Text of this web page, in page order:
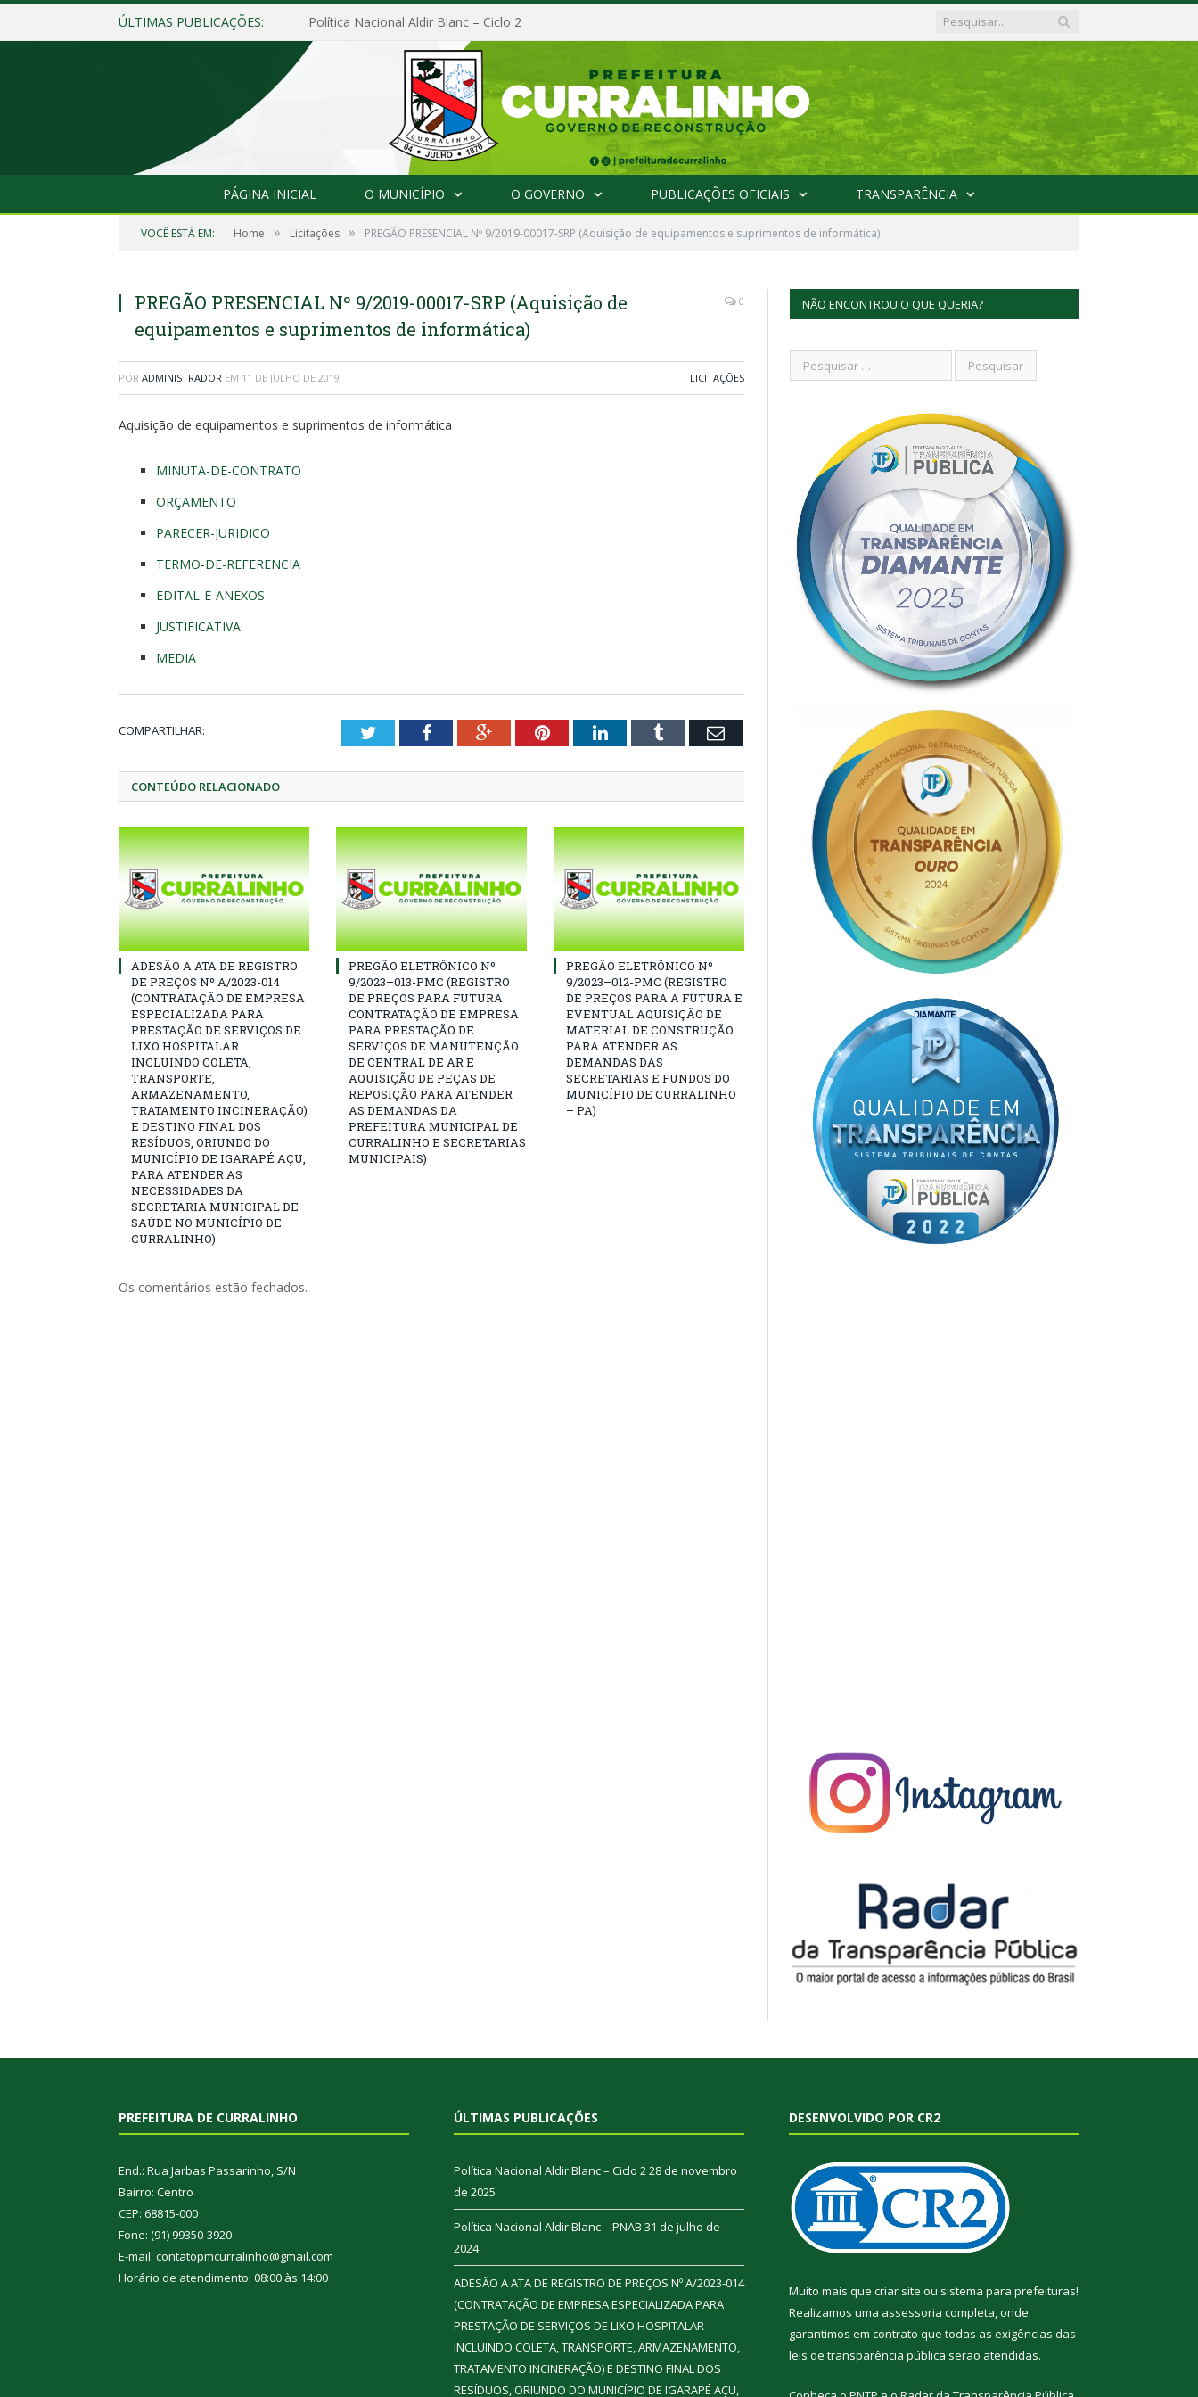
ÚLTIMAS PUBLICAÇÕES: Política Nacional Aldir Blanc – Ciclo 2
PÁGINA INICIAL O MUNICÍPIO O GOVERNO PUBLICAÇÕES OFICIAIS TRANSPARÊNCIA
VOCÊ ESTÁ EM: Home » Licitações » PREGÃO PRESENCIAL Nº 9/2019-00017-SRP (Aquisição de equipamentos e suprimentos de informática)
PREGÃO PRESENCIAL Nº 9/2019-00017-SRP (Aquisição de
equipamentos e suprimentos de informática)
0
POR ADMINISTRADOR EM 11 DE JULHO DE 2019 LICITAÇÕES
Aquisição de equipamentos e suprimentos de informática
MINUTA-DE-CONTRATO
ORÇAMENTO
PARECER-JURIDICO
TERMO-DE-REFERENCIA
EDITAL-E-ANEXOS
JUSTIFICATIVA
MEDIA
COMPARTILHAR: TwitterFacebookGoogle+PinterestLinkedInTumblr Email
CONTEÚDO RELACIONADO
ADESÃO A ATA DE REGISTRO
DE PREÇOS Nº A/2023-014
(CONTRATAÇÃO DE EMPRESA
ESPECIALIZADA PARA
PRESTAÇÃO DE SERVIÇOS DE
LIXO HOSPITALAR
INCLUINDO COLETA,
TRANSPORTE,
ARMAZENAMENTO,
TRATAMENTO INCINERAÇÃO)
E DESTINO FINAL DOS
RESÍDUOS, ORIUNDO DO
MUNICÍPIO DE IGARAPÉ AÇU,
PARA ATENDER AS
NECESSIDADES DA
SECRETARIA MUNICIPAL DE
SAÚDE NO MUNICÍPIO DE
CURRALINHO)
PREGÃO ELETRÔNICO Nº
9/2023–013-PMC (REGISTRO
DE PREÇOS PARA FUTURA
CONTRATAÇÃO DE EMPRESA
PARA PRESTAÇÃO DE
SERVIÇOS DE MANUTENÇÃO
DE CENTRAL DE AR E
AQUISIÇÃO DE PEÇAS DE
REPOSIÇÃO PARA ATENDER
AS DEMANDAS DA
PREFEITURA MUNICIPAL DE
CURRALINHO E SECRETARIAS
MUNICIPAIS)
PREGÃO ELETRÔNICO Nº
9/2023–012-PMC (REGISTRO
DE PREÇOS PARA A FUTURA E
EVENTUAL AQUISIÇÃO DE
MATERIAL DE CONSTRUÇÃO
PARA ATENDER AS
DEMANDAS DAS
SECRETARIAS E FUNDOS DO
MUNICÍPIO DE CURRALINHO
– PA)
Os comentários estão fechados.
NÃO ENCONTROU O QUE QUERIA?
PREFEITURA DE CURRALINHO
End.: Rua Jarbas Passarinho, S/N
Bairro: Centro
CEP: 68815-000
Fone: (91) 99350-3920
E-mail: contatopmcurralinho@gmail.com
Horário de atendimento: 08:00 às 14:00
ÚLTIMAS PUBLICAÇÕES
Política Nacional Aldir Blanc – Ciclo 228 de novembro
de 2025
Política Nacional Aldir Blanc – PNAB 31 de julho de
2024
ADESÃO A ATA DE REGISTRO DE PREÇOS Nº A/2023-014
(CONTRATAÇÃO DE EMPRESA ESPECIALIZADA PARA
PRESTAÇÃO DE SERVIÇOS DE LIXO HOSPITALAR
INCLUINDO COLETA, TRANSPORTE, ARMAZENAMENTO,
TRATAMENTO INCINERAÇÃO) E DESTINO FINAL DOS
RESÍDUOS, ORIUNDO DO MUNICÍPIO DE IGARAPÉ AÇU,
DESENVOLVIDO POR CR2
Muito mais que criar site ou sistema para prefeituras!
Realizamos uma assessoria completa, onde
garantimos em contrato que todas as exigências das
leis de transparência pública serão atendidas.